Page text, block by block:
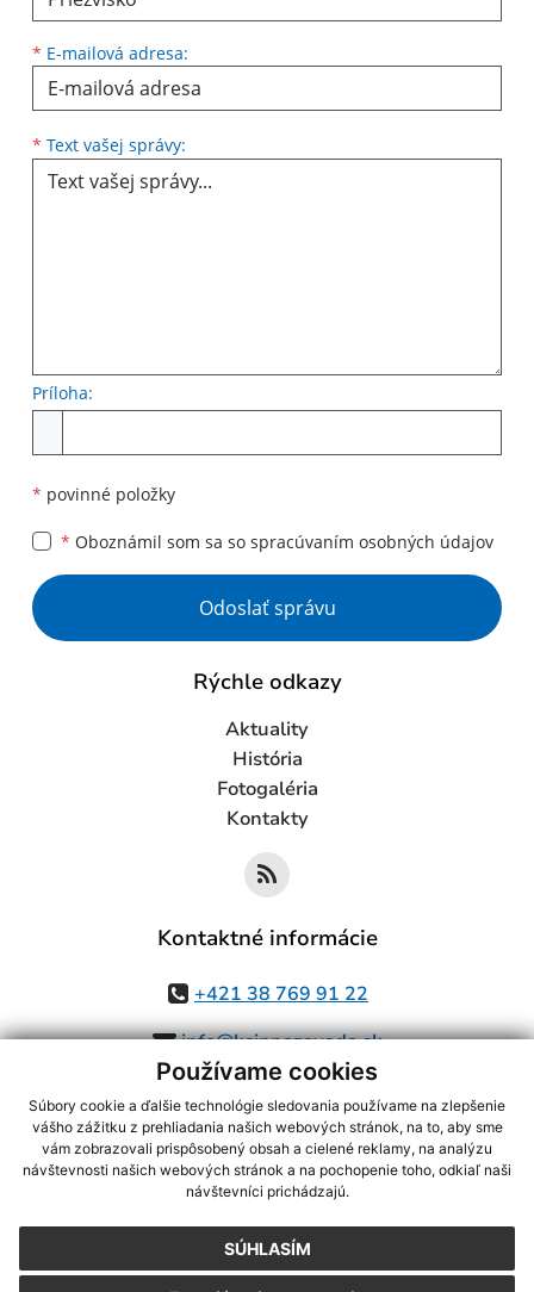
Používame cookies
Súbory cookie a ďalšie technológie sledovania používame na zlepšenie
vášho zážitku z prehliadania našich webových stránok, na to, aby sme
vám zobrazovali prispôsobený obsah a cielené reklamy, na analýzu
návštevnosti našich webových stránok a na pochopenie toho, odkiaľ naši
návštevníci prichádzajú.
SÚHLASÍM
* E-mailová adresa:
* Text vašej správy:
Príloha:
* povinné položky
* Oboznámil som sa so spracúvaním osobných údajov
Google reCaptcha Response
Odoslať správu
Rýchle odkazy
Aktuality
História
Fotogaléria
Kontakty
Kontaktné informácie
+421 38 769 91 22
info@ksinnazavada.sk
využite možnosť získavania aktuálnych informácií s využitím RSS
CMS systém (redakčný) systém ECHELON 2,Mapa stránok,web portál
webex.digital, s.r.o.,domény,registrácia domény
Posledná aktualizácia:07.08.2026